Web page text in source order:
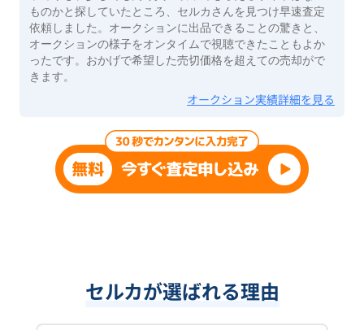
ものかと探していたところ、セルカさんを見つけ早速査定
依頼しました。オークションに出品できることの驚きと、
オークションの様子をオンタイムで視聴できたこともよか
ったです。おかげで希望した売切価格を超えての売却がで
きます。
オークション実績詳細を見る
セルカが選ばれる理由